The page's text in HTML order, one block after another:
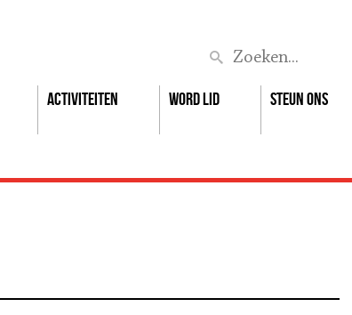
Activiteiten Word lid Steun ons